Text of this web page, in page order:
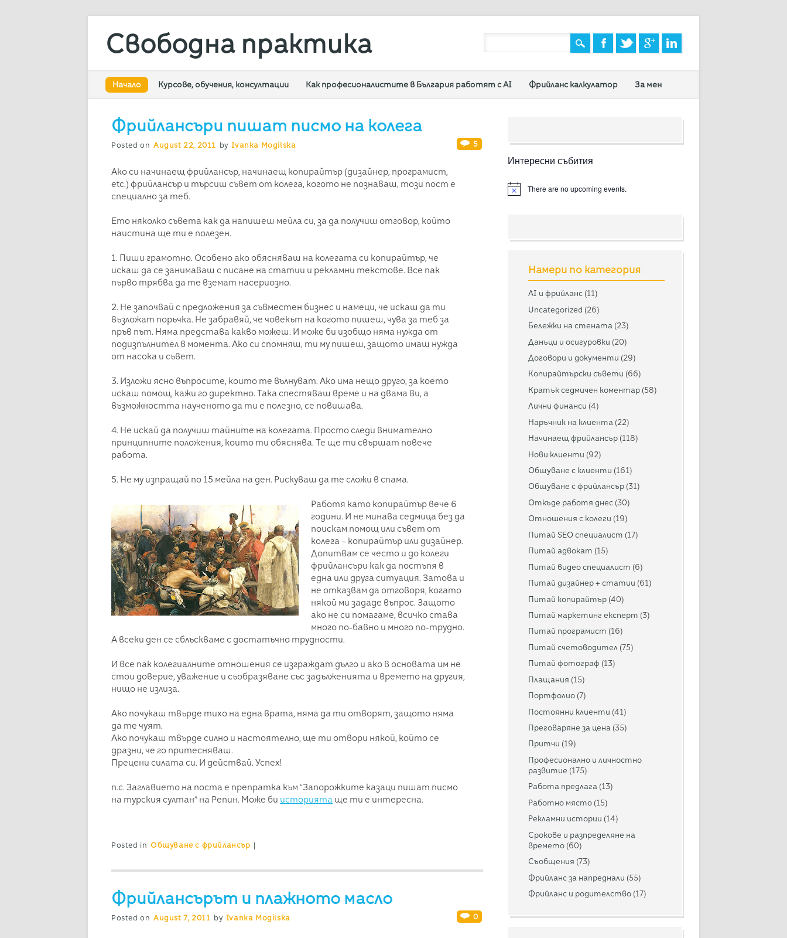
Свободна практика
Main menu
content
Начало Курсове, обучения, консултации Как професионалистите в България работят с AI Фрийланс калкулатор За мен
Фрийлансъри пишат писмо на колега
Posted on August 22, 2011 by Ivanka Mogilska 5
Ако си начинаещ фрийлансър, начинаещ копирайтър (дизайнер, програмист,
etc.) фрийлансър и търсиш съвет от колега, когото не познаваш, този пост е
специално за теб.
Ето няколко съвета как да напишеш мейла си, за да получиш отговор, който
наистина ще ти е полезен.
1. Пиши грамотно. Особено ако обясняваш на колегата си копирайтър, че
искаш да се занимаваш с писане на статии и рекламни текстове. Все пак
първо трябва да те вземат насериозно.
2. Не започвай с предложения за съвместен бизнес и намеци, че искаш да ти
възложат поръчка. Не забравяй, че човекът на когото пишеш, чува за теб за
пръв път. Няма представа какво можеш. И може би изобщо няма нужда от
подизпълнител в момента. Ако си спомняш, ти му пишеш, защото имаш нужда
от насока и съвет.
3. Изложи ясно въпросите, които те вълнуват. Ако има нещо друго, за което
искаш помощ, кажи го директно. Така спестяваш време и на двама ви, а
възможността наученото да ти е полезно, се повишава.
4. Не искай да получиш тайните на колегата. Просто следи внимателно
принципните положения, които ти обяснява. Те ще ти свършат повече
работа.
5. Не му изпращай по 15 мейла на ден. Рискуваш да те сложи в спама.
Работя като копирайтър вече 6
години. И не минава седмица без да
поискам помощ или съвет от
колега – копирайтър или дизайнер.
Допитвам се често и до колеги
фрийлансъри как да постъпя в
една или друга ситуация. Затова и
не отказвам да отговоря, когато
някой ми зададе въпрос. Защото
ако не си помагаме, всичко става
много по-бавно и много по-трудно.
А всеки ден се сблъскваме с достатъчно трудности.
И все пак колегиалните отношения се изграждат дълго и ако в основата им не
стои доверие, уважение и съобразяване със задълженията и времето на другия,
нищо не излиза.
Ако почукаш твърде тихо на една врата, няма да ти отворят, защото няма
да те чуят.
Ако почукаш твърде силно и настоятелно, ще ти отвори някой, който се
дразни, че го притесняваш.
Прецени силата си. И действай. Успех!
п.с. Заглавието на поста е препратка към “Запорожките казаци пишат писмо
на турския султан” на Репин. Може би историята ще ти е интересна.
Posted in Общуване с фрийлансър |
Фрийлансърът и плажното масло
Posted on August 7, 2011 by Ivanka Mogilska 0
Интересни събития
There are no upcoming events.
Намери по категория
AI и фрийланс (11)
Uncategorized (26)
Бележки на стената (23)
Данъци и осигуровки (20)
Договори и документи (29)
Копирайтърски съвети (66)
Кратък седмичен коментар (58)
Лични финанси (4)
Наръчник на клиента (22)
Начинаещ фрийлансър (118)
Нови клиенти (92)
Общуване с клиенти (161)
Общуване с фрийлансър (31)
Откъде работя днес (30)
Отношения с колеги (19)
Питай SEO специалист (17)
Питай адвокат (15)
Питай видео специалист (6)
Питай дизайнер + статии (61)
Питай копирайтър (40)
Питай маркетинг експерт (3)
Питай програмист (16)
Питай счетоводител (75)
Питай фотограф (13)
Плащания (15)
Портфолио (7)
Постоянни клиенти (41)
Преговаряне за цена (35)
Притчи (19)
Професионално и личностно
развитие (175)
Работа предлага (13)
Работно място (15)
Рекламни истории (14)
Срокове и разпределяне на
времето (60)
Съобщения (73)
Фрийланс за напреднали (55)
Фрийланс и родителство (17)